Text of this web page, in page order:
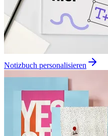
Notizbuch personalisieren